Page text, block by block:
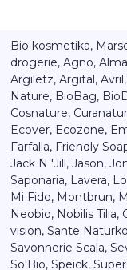
Bio kosmetika,
drogerie, Agno,
Argiletz, Argital,
Nature, BioBag,
Cosnature,
Ecover, Ecozone,
Farfalla, Friendly
Jack N 'Jill, Jäson,
Saponaria, Lavera,
Mi Fido, Montbrun,
Neobio, Nobilis
vision, Sante
Savonnerie Scala,
So'Bio, Speick,